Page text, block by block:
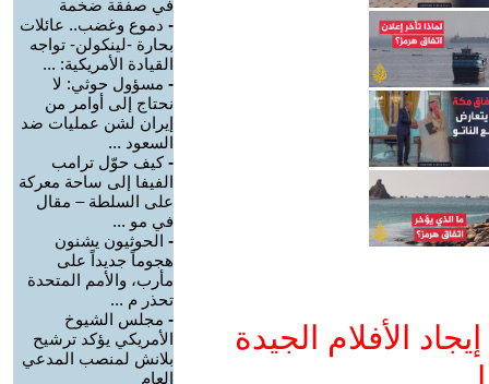
الأفلام الجيدة
في صفقة ضخمة
- دموع وغضب.. عائلات
بحارة -لينكولن- تواجه
القيادة الأمريكية: ...
- مسؤول حوثي: لا
نحتاج إلى أوامر من
إيران لشن عمليات ضد
السعود ...
-كيف حوّل ترامب
الفيفا إلى ساحة معركة
على السلطة – مقال
في مو ...
- الحوثيون يشنون
هجوماً جديداً على
مأرب، والأمم المتحدة
تحذر م ...
- مجلس الشيوخ
الأمريكي يؤكد ترشيح
بلانش لمنصب المدعي
العام